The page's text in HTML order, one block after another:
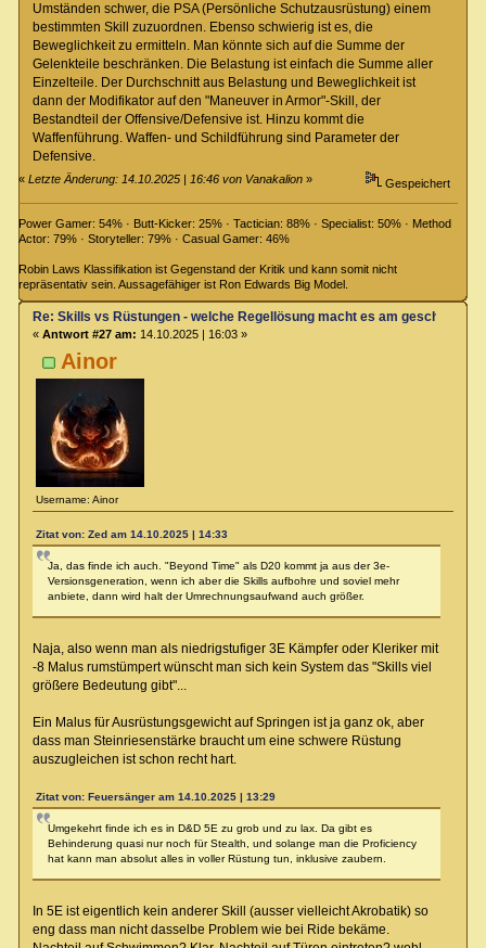
Umständen schwer, die PSA (Persönliche Schutzausrüstung) einem
bestimmten Skill zuzuordnen. Ebenso schwierig ist es, die
Beweglichkeit zu ermitteln. Man könnte sich auf die Summe der
Gelenkteile beschränken. Die Belastung ist einfach die Summe aller
Einzelteile. Der Durchschnitt aus Belastung und Beweglichkeit ist
dann der Modifikator auf den "Maneuver in Armor"-Skill, der
Bestandteil der Offensive/Defensive ist. Hinzu kommt die
Waffenführung. Waffen- und Schildführung sind Parameter der
Defensive.
«Letzte Änderung: 14.10.2025 | 16:46 von Vanakalion » Gespeichert
Power Gamer: 54% · Butt-Kicker: 25% · Tactician: 88% · Specialist: 50% · Method
Actor: 79% · Storyteller: 79% · Casual Gamer: 46%
Robin Laws Klassifikation ist Gegenstand der Kritik und kann somit nicht
repräsentativ sein. Aussagefähiger ist Ron Edwards Big Model.
Ainor
Username: Ainor
Re: Skills vs Rüstungen - welche Regellösung macht es am
« Antwort #27 am: 14.10.2025 | 16:03 »
Zitat von: Zed am 14.10.2025 | 14:33
Ja, das finde ich auch. "Beyond Time" als D20 kommt ja aus der 3e-
Versionsgeneration, wenn ich aber die Skills aufbohre und soviel mehr
anbiete, dann wird halt der Umrechnungsaufwand auch größer.
Naja, also wenn man als niedrigstufiger 3E Kämpfer oder Kleriker mit
-8 Malus rumstümpert wünscht man sich kein System das "Skills viel
größere Bedeutung gibt"...
Ein Malus für Ausrüstungsgewicht auf Springen ist ja ganz ok, aber
dass man Steinriesenstärke braucht um eine schwere Rüstung
auszugleichen ist schon recht hart.
Zitat von: Feuersänger am 14.10.2025 | 13:29
Umgekehrt finde ich es in D&D 5E zu grob und zu lax. Da gibt es
Behinderung quasi nur noch für Stealth, und solange man die Proficiency
hat kann man absolut alles in voller Rüstung tun, inklusive zaubern.
In 5E ist eigentlich kein anderer Skill (ausser vielleicht Akrobatik) so
eng dass man nicht dasselbe Problem wie bei Ride bekäme.